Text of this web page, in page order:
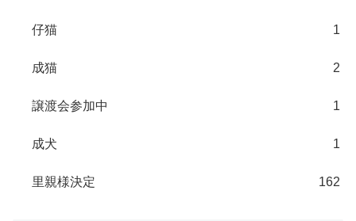
仔猫 1
成猫 2
譲渡会参加中 1
成犬 1
里親様決定 162